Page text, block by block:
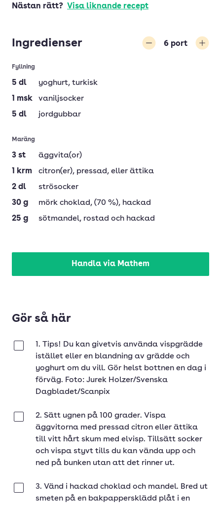
Nästan rätt? Visa liknande recept
Ingredienser 6 port
Fyllning
5 dl yoghurt, turkisk
1 msk
vaniljsocker
5 dl jordgubbar
Maräng
3 st
äggvita(or)
1
krm citron(er), pressad, eller ättika
2 dl
strösocker
30 g mörk choklad, (70 %), hackad
25 g sötmandel, rostad och hackad
Handla via Mathem
Gör så här
1. Tips! Du kan givetvis använda vispgrädde
istället eller en blandning av grädde och
yoghurt om du vill. Gör helst bottnen en dag i
förväg. Foto: Jurek Holzer/Svenska
Dagbladet/Scanpix
2. Sätt ugnen på 100 grader. Vispa
äggvitorna med pressad citron eller ättika
till vitt hårt skum med elvisp. Tillsätt socker
och vispa styvt tills du kan vända upp och
ned på bunken utan att det rinner ut.
3. Vänd i hackad choklad och mandel. Bred ut
smeten på en bakpappersklädd plåt i en